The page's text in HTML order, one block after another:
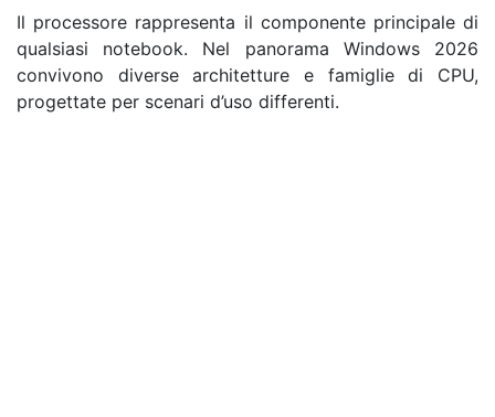
Il processore rappresenta il componente principale di
qualsiasi notebook. Nel panorama Windows 2026
convivono diverse architetture e famiglie di CPU,
progettate per scenari d’uso differenti.